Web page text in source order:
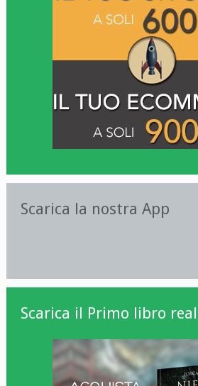
Scarica la nostra App
Scarica il Primo libro